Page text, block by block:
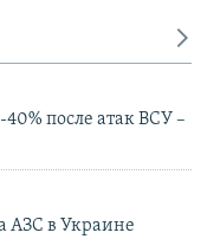
после атак ВСУ –
АЗС в Украине